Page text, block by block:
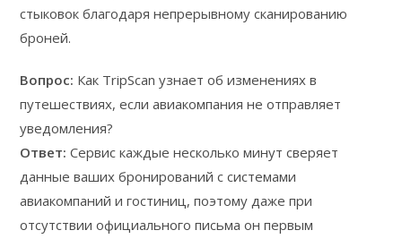
стыковок благодаря непрерывному сканированию
броней.
Вопрос: Как TripScan узнает об изменениях в
путешествиях, если авиакомпания не отправляет
уведомления?
Ответ: Сервис каждые несколько минут сверяет
данные ваших бронирований с системами
авиакомпаний и гостиниц, поэтому даже при
отсутствии официального письма он первым